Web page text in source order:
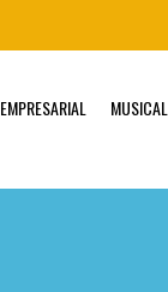
EMPRESARIAL MUSICAL